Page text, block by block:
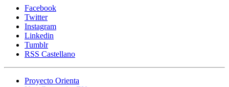
Facebook
Twitter
Instagram
Linkedin
Tumblr
RSS Castellano
Proyecto Orienta